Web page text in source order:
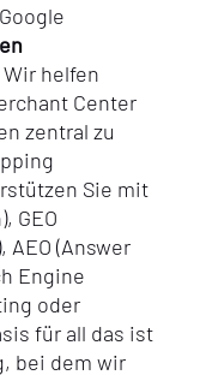
helfen
Center
zentral zu
Sie mit
GEO
(Answer
Engine
oder
für all das ist
bei dem wir